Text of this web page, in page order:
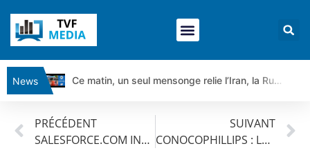
News
Ce matin, un seul mensonge relie l’Iran, la Russie et Trump | par Louis Antoine Michelet
Ce que Trump, Téhéran et Pékin ne veulent pas que vous voyiez ensemble | par Louis-Antoine Michelet
PRÉCÉDENT
SALESFORCE.COM INC : Le mouvement se poursuit.
SUIVANT
CONOCOPHILLIPS : Les prix baissent.